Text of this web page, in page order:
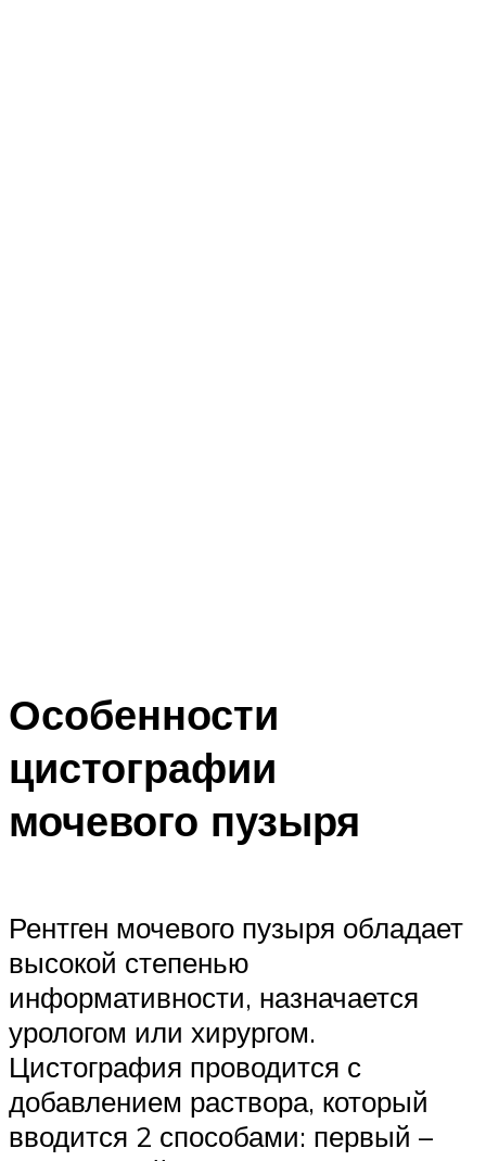
Особенности
цистографии
мочевого пузыря
Рентген мочевого пузыря обладает
высокой степенью
информативности, назначается
урологом или хирургом.
Цистография проводится с
добавлением раствора, который
вводится 2 способами: первый –